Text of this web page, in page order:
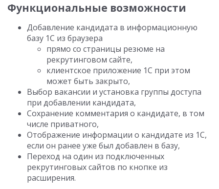
Функциональные возможности
Добавление кандидата в информационную
базу 1С из браузера
прямо со страницы резюме на
рекрутинговом сайте,
клиентское приложение 1С при этом
может быть закрыто,
Выбор вакансии и установка группы доступа
при добавлении кандидата,
Сохранение комментария о кандидате, в том
числе приватного,
Отображение информации о кандидате из 1С,
если он ранее уже был добавлен в базу,
Переход на один из подключенных
рекрутинговых сайтов по кнопке из
расширения.